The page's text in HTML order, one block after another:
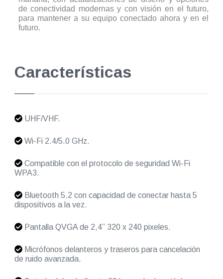
de conectividad modernas y con visión en el futuro,
para mantener a su equipo conectado ahora y en el
futuro.
Características
UHF/VHF.
Wi-Fi 2.4/5.0 GHz.
Compatible con el protocolo de seguridad Wi-Fi
WPA3.
Bluetooth 5.2 con capacidad de conectar hasta 5
dispositivos a la vez.
Pantalla QVGA de 2,4” 320 x 240 pixeles.
Micrófonos delanteros y traseros para cancelación
de ruido avanzada.